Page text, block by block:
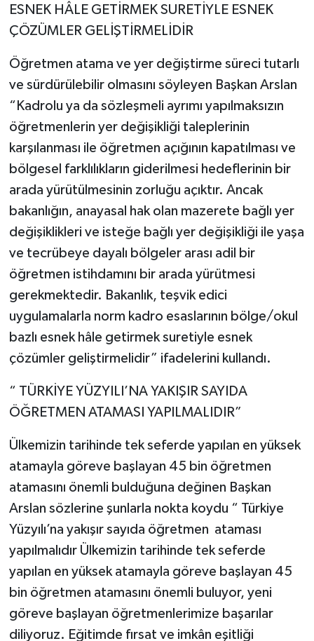
ESNEK HÂLE GETİRMEK SURETİYLE ESNEK
ÇÖZÜMLER GELİŞTİRMELİDİR
Öğretmen atama ve yer değiştirme süreci tutarlı
ve sürdürülebilir olmasını söyleyen Başkan Arslan
“Kadrolu ya da sözleşmeli ayrımı yapılmaksızın
öğretmenlerin yer değişikliği taleplerinin
karşılanması ile öğretmen açığının kapatılması ve
bölgesel farklılıkların giderilmesi hedeflerinin bir
arada yürütülmesinin zorluğu açıktır. Ancak
bakanlığın, anayasal hak olan mazerete bağlı yer
değişiklikleri ve isteğe bağlı yer değişikliği ile yaşa
ve tecrübeye dayalı bölgeler arası adil bir
öğretmen istihdamını bir arada yürütmesi
gerekmektedir. Bakanlık, teşvik edici
uygulamalarla norm kadro esaslarının bölge/okul
bazlı esnek hâle getirmek suretiyle esnek
çözümler geliştirmelidir” ifadelerini kullandı.
“ TÜRKİYE YÜZYILI’NA YAKIŞIR SAYIDA
ÖĞRETMEN ATAMASI YAPILMALIDIR”
Ülkemizin tarihinde tek seferde yapılan en yüksek
atamayla göreve başlayan 45 bin öğretmen
atamasını önemli bulduğuna değinen Başkan
Arslan sözlerine şunlarla nokta koydu “ Türkiye
Yüzyılı’na yakışır sayıda öğretmen ataması
yapılmalıdır Ülkemizin tarihinde tek seferde
yapılan en yüksek atamayla göreve başlayan 45
bin öğretmen atamasını önemli buluyor, yeni
göreve başlayan öğretmenlerimize başarılar
diliyoruz. Eğitimde fırsat ve imkân eşitliği